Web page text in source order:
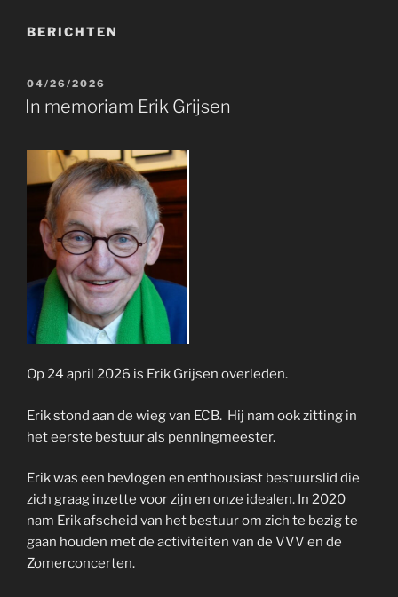
BERICHTEN
GEPLAATST
OP
04/26/2026
In memoriam Erik Grijsen
Op 24 april 2026 is Erik Grijsen overleden.
Erik stond aan de wieg van ECB. Hij nam ook zitting in
het eerste bestuur als penningmeester.
Erik was een bevlogen en enthousiast bestuurslid die
zich graag inzette voor zijn en onze idealen. In 2020
nam Erik afscheid van het bestuur om zich te bezig te
gaan houden met de activiteiten van de VVV en de
Zomerconcerten.